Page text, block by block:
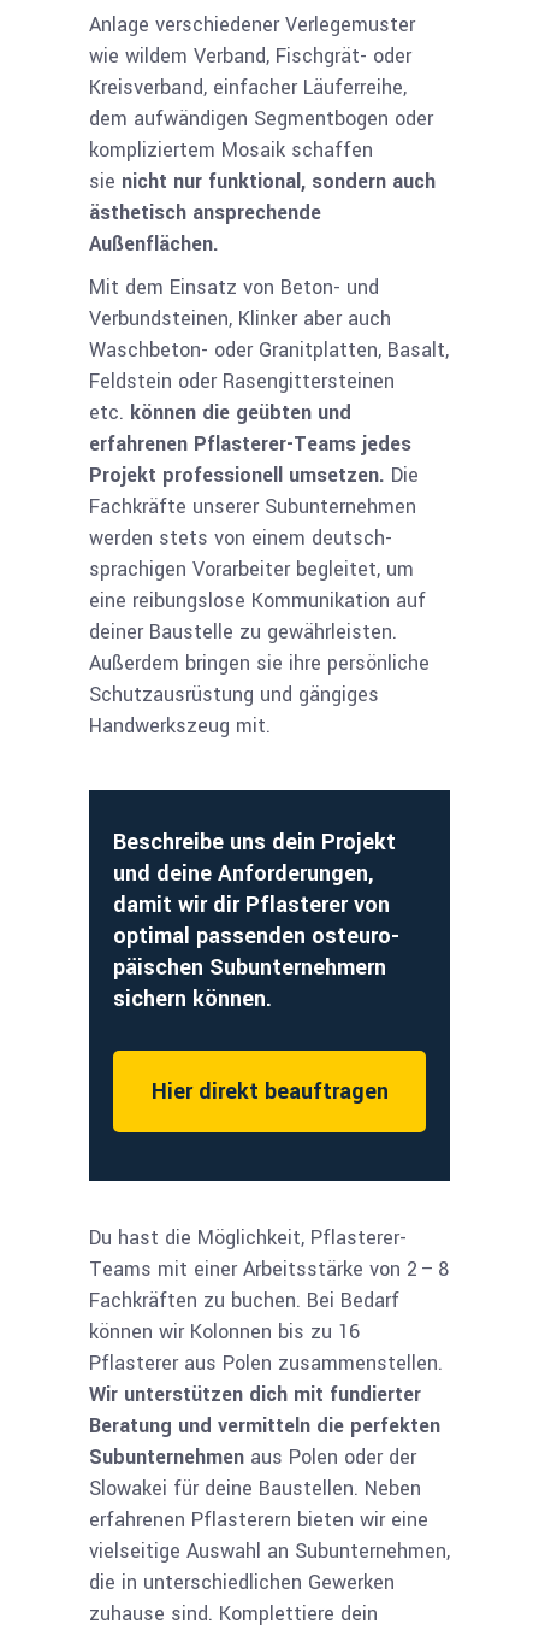
Anlage verschiedener Verlegemuster
wie wildem Verband, Fischgrät- oder
Kreisverband, einfacher Läuferreihe,
dem aufwändigen Segmentbogen oder
kompliziertem Mosaik schaffen
sie nicht nur funktional, sondern auch
ästhetisch ansprechende
Außenflächen.
Mit dem Einsatz von Beton- und
Verbundsteinen, Klinker aber auch
Waschbeton- oder Granitplatten, Basalt,
Feldstein oder Rasengitter­steinen
etc. können die geübten und
erfahrenen Pflasterer-Teams jedes
Projekt professionell umsetzen. Die
Fachkräfte unserer Subunternehmen
werden stets von einem deutsch­
sprachigen Vorarbeiter begleitet, um
eine reibungslose Kommunikation auf
deiner Baustelle zu gewährleisten.
Außerdem bringen sie ihre persönliche
Schutzausrüstung und gängiges
Handwerkszeug mit.
Hier direkt beauftragen
Beschreibe uns dein Projekt
und deine Anforderungen,
damit wir dir Pflasterer von
optimal passenden osteuro­
päischen Subunternehmern
sichern können.
Du hast die Möglichkeit, Pflasterer-
Teams mit einer Arbeitsstärke von 2 – 8
Fachkräften zu buchen. Bei Bedarf
können wir Kolonnen bis zu 16
Pflasterer aus Polen zusammenstellen.
Wir unterstützen dich mit fundierter
Beratung und vermitteln die perfekten
Subunternehmen aus Polen oder der
Slowakei für deine Baustellen. Neben
erfahrenen Pflasterern bieten wir eine
vielseitige Auswahl an Subunternehmen,
die in unterschiedlichen Gewerken
zuhause sind. Komplettiere dein